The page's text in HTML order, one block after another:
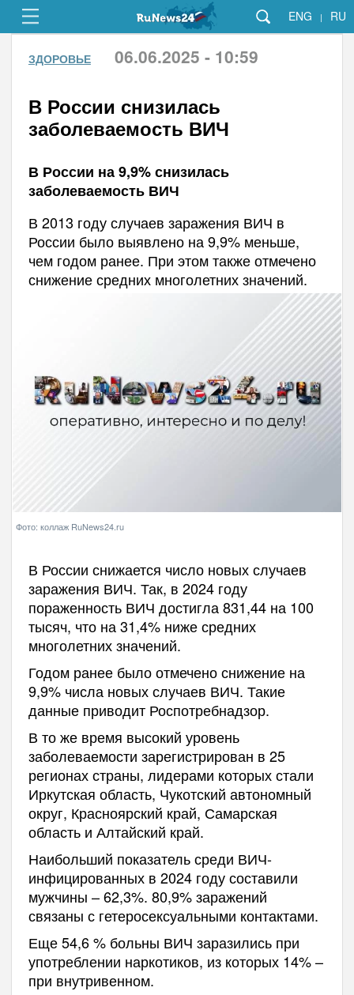
ENG | RU
ЗДОРОВЬЕ 06.06.2025 - 10:59
В России снизилась
заболеваемость ВИЧ
В России на 9,9% снизилась
заболеваемость ВИЧ
В 2013 году случаев заражения ВИЧ в
России было выявлено на 9,9% меньше,
чем годом ранее. При этом также отмечено
снижение средних многолетних значений.
Фото: коллаж RuNews24.ru
В России снижается число новых случаев
заражения ВИЧ. Так, в 2024 году
пораженность ВИЧ достигла 831,44 на 100
тысяч, что на 31,4% ниже средних
многолетних значений.
Годом ранее было отмечено снижение на
9,9% числа новых случаев ВИЧ. Такие
данные приводит Роспотребнадзор.
В то же время высокий уровень
заболеваемости зарегистрирован в 25
регионах страны, лидерами которых стали
Иркутская область, Чукотский автономный
округ, Красноярский край, Самарская
область и Алтайский край.
Наибольший показатель среди ВИЧ-
инфицированных в 2024 году составили
мужчины – 62,3%. 80,9% заражений
связаны с гетеросексуальными контактами.
Еще 54,6 % больны ВИЧ заразились при
употреблении наркотиков, из которых 14% –
при внутривенном.